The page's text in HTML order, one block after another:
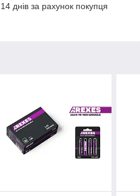
днів за рахунок покупця